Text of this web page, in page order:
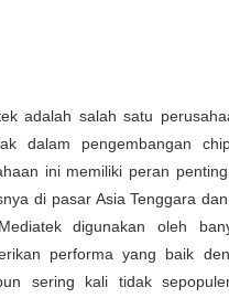
adalah salah satu
dalam pengembangan
ini memiliki peran
di pasar Asia Tenggara
digunakan oleh
performa yang baik
sering kali tidak